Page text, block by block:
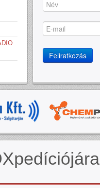
Feliratkozás